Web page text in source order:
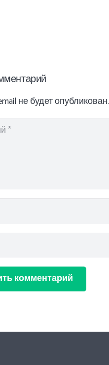
не будет опубликован.
комментарий